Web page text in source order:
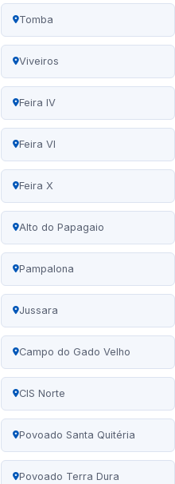
Tomba
Viveiros
Feira IV
Feira VI
Feira X
Alto do Papagaio
Pampalona
Jussara
Campo do Gado Velho
CIS Norte
Povoado Santa Quitéria
Povoado Terra Dura